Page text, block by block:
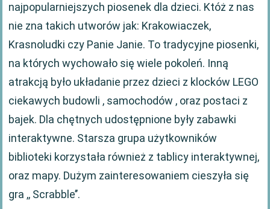
najpopularniejszych piosenek dla dzieci. Któż z nas
nie zna takich utworów jak: Krakowiaczek,
Krasnoludki czy Panie Janie. To tradycyjne piosenki,
na których wychowało się wiele pokoleń. Inną
atrakcją było układanie przez dzieci z klocków LEGO
ciekawych budowli , samochodów , oraz postaci z
bajek. Dla chętnych udostępnione były zabawki
interaktywne. Starsza grupa użytkowników
biblioteki korzystała również z tablicy interaktywnej,
oraz mapy. Dużym zainteresowaniem cieszyła się
gra ,, Scrabble’’.